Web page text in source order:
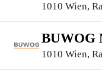
1010 Wien,
BUWOG
1010 Wien,